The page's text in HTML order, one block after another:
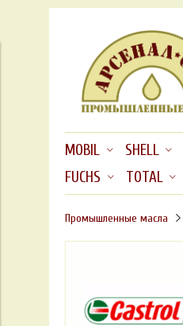
MOBIL SHELL
FUCHS
TOTAL
Промышленные масла